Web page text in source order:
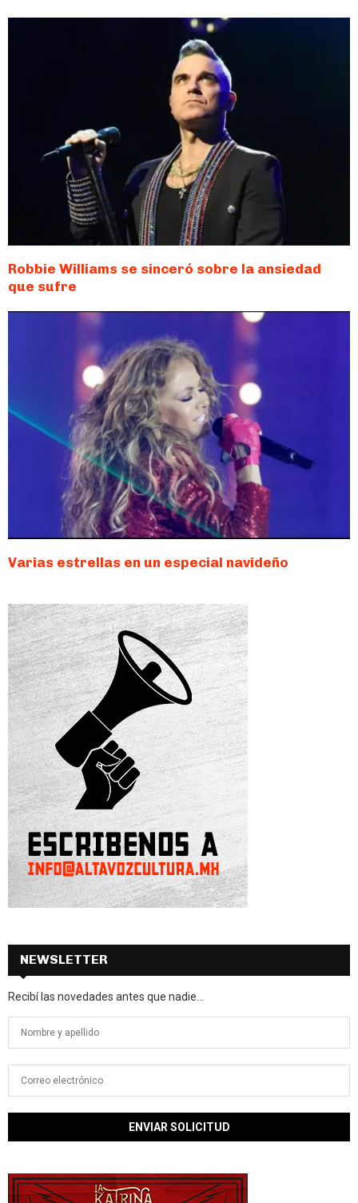
Robbie Williams se sinceró sobre la ansiedad
que sufre
Varias estrellas en un especial navideño
NEWSLETTER
Recibí las novedades antes que nadie...